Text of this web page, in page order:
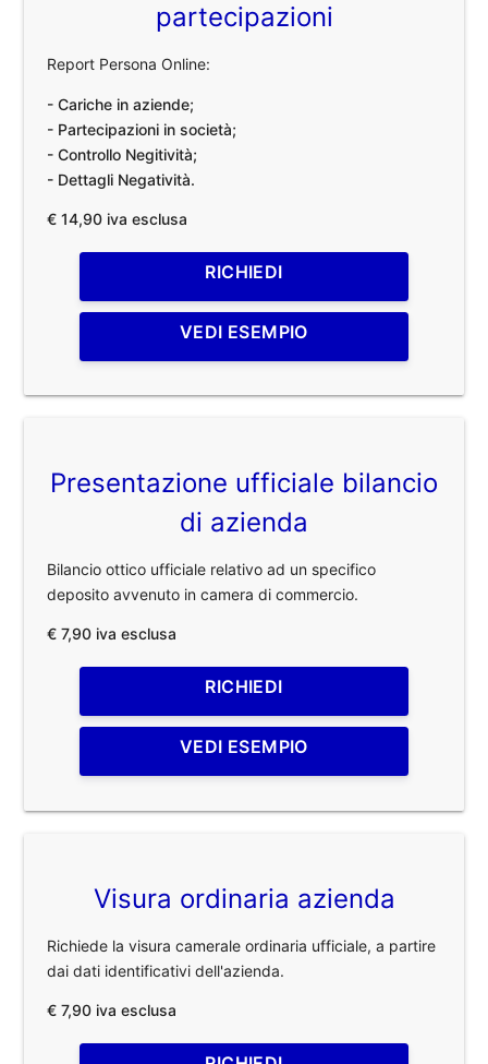
partecipazioni
Report Persona Online:
- Cariche in aziende;
- Partecipazioni in società;
- Controllo Negitività;
- Dettagli Negatività.
€ 14,90 iva esclusa
RICHIEDI
VEDI ESEMPIO
Presentazione ufficiale bilancio
di azienda
Bilancio ottico ufficiale relativo ad un specifico
deposito avvenuto in camera di commercio.
€ 7,90 iva esclusa
RICHIEDI
VEDI ESEMPIO
Visura ordinaria azienda
Richiede la visura camerale ordinaria ufficiale, a partire
dai dati identificativi dell'azienda.
€ 7,90 iva esclusa